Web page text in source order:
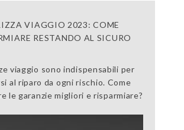
VIAGGIO 2023: COME
RESTANDO AL SICURO
viaggio sono indispensabili per
al riparo da ogni rischio. Come
le garanzie migliori e risparmiare?